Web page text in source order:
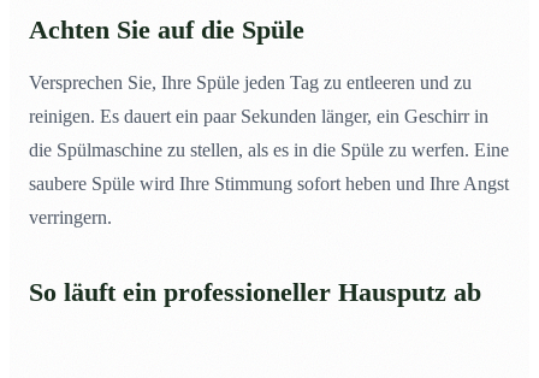
Achten Sie auf die Spüle
Versprechen Sie, Ihre Spüle jeden Tag zu entleeren und zu
reinigen. Es dauert ein paar Sekunden länger, ein Geschirr in
die Spülmaschine zu stellen, als es in die Spüle zu werfen. Eine
saubere Spüle wird Ihre Stimmung sofort heben und Ihre Angst
verringern.
So läuft ein professioneller Hausputz ab